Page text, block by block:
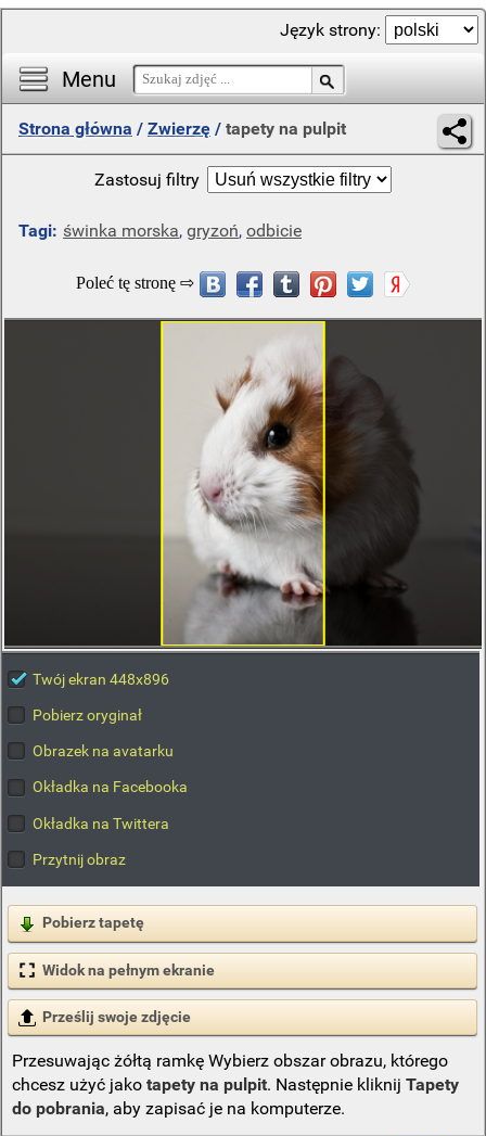
Menu
Język strony:
Strona główna / Zwierzę / tapety na pulpit
Zastosuj filtry
Tagi: świnka morska, gryzoń, odbicie
Twój ekran 448x896
Pobierz oryginał
Obrazek na avatarku
Okładka na Facebooka
Okładka na Twittera
Przytnij obraz
Pobierz tapetę
Widok na pełnym ekranie
Prześlij swoje zdjęcie
Przesuwając żółtą ramkę Wybierz obszar obrazu, którego
chcesz użyć jako tapety na pulpit. Następnie kliknij Tapety
do pobrania, aby zapisać je na komputerze.